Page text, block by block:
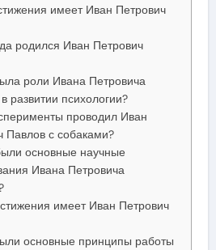
имеет Иван Петрович
родился Иван Петрович
роли Ивана Петровича
развитии психологии?
проводил Иван
Павлов с собаками?
основные научные
Ивана Петровича
имеет Иван Петрович
основные принципы работы